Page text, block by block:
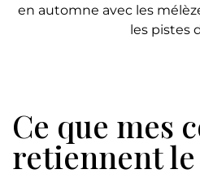
en automne avec les
les pistes
Ce que mes
retiennent